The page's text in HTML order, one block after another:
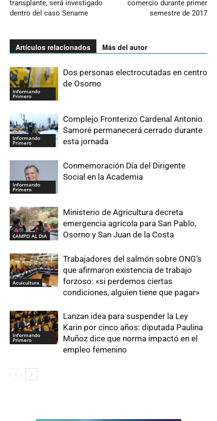
transplante, será investigado
dentro del caso Sename
comercio durante primer
semestre de 2017
Artículos relacionados Más del autor
Informando
Primero
Dos personas electrocutadas en centro
de Osorno
Informando
Primero
Complejo Fronterizo Cardenal Antonio
Samoré permanecerá cerrado durante
esta jornada
Informando
Primero
Conmemoración Día del Dirigente
Social en la Academia
CAMPO AL DIA
Ministerio de Agricultura decreta
emergencia agrícola para San Pablo,
Osorno y San Juan de la Costa
Acuicultura
Trabajadores del salmón sobre ONG’s
que afirmaron existencia de trabajo
forzoso: «si perdemos ciertas
condiciones, alguien tiene que pagar»
Informando
Primero
Lanzan idea para suspender la Ley
Karin por cinco años: diputada Paulina
Muñoz dice que norma impactó en el
empleo femenino